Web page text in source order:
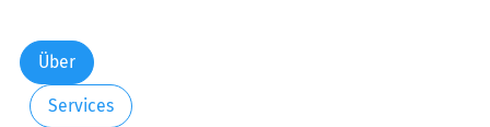
Über
Services